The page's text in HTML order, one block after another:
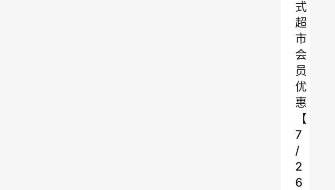
式
超
市
会
员
优
惠
【
7
/
2
6